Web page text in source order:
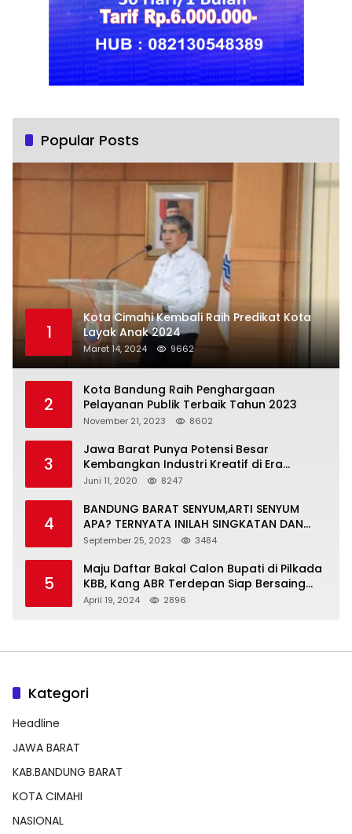
Popular Posts
1
Kota Cimahi Kembali Raih Predikat Kota
Layak Anak 2024
Maret 14, 2024 9662
2
Kota Bandung Raih Penghargaan
Pelayanan Publik Terbaik Tahun 2023
November 21, 2023 8602
3
Jawa Barat Punya Potensi Besar
Kembangkan Industri Kreatif di Era
Normal Baru
Juni 11, 2020 8247
4
BANDUNG BARAT SENYUM,ARTI SENYUM
APA? TERNYATA INILAH SINGKATAN DAN
MAKNANYA
September 25, 2023 3484
5
Maju Daftar Bakal Calon Bupati di Pilkada
KBB, Kang ABR Terdepan Siap Bersaing
Dengan Balon Lainnya
April 19, 2024 2896
Kategori
Headline
JAWA BARAT
KAB.BANDUNG BARAT
KOTA CIMAHI
NASIONAL